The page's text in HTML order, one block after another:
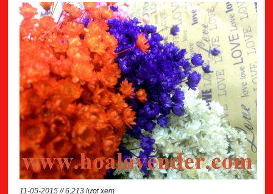
11-05-2015 // 6,213 lượt xem